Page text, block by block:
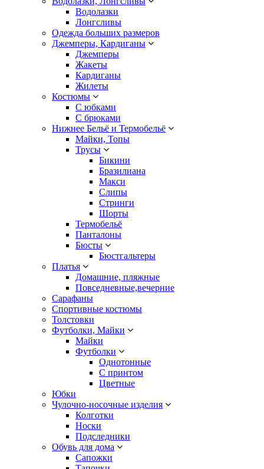
Водолазки
Лонгсливы
Одежда больших размеров
Джемперы, Кардиганы
Джемперы
Жакеты
Кардиганы
Жилеты
Костюмы
С юбками
С брюками
Нижнее Бельё и Термобельё
Майки, Топы
Трусы
Бикини
Бразилиана
Макси
Слипы
Стринги
Шорты
Термобельё
Панталоны
Бюсты
Бюстгальтеры
Платья
Домашние, пляжные
Повседневные,вечерние
Сарафаны
Спортивные костюмы
Толстовки
Футболки, Майки
Майки
Футболки
Однотонные
С принтом
Цветные
Юбки
Чулочно-носочные изделия
Колготки
Носки
Подследники
Обувь для дома
Сапожки